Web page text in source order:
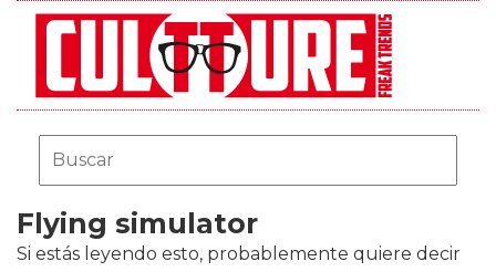
Flying simulator
Si estás leyendo esto, probablemente quiere decir